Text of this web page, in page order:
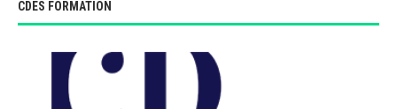
CDES FORMATION